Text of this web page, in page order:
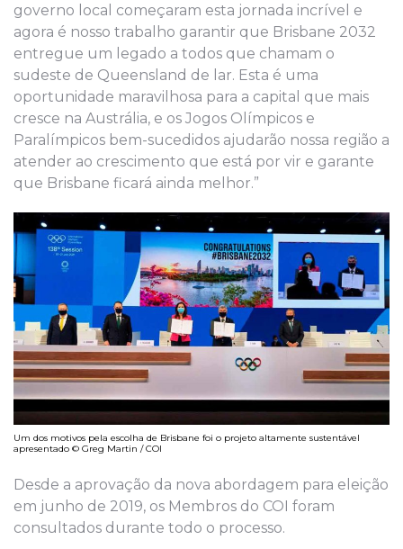
governo local começaram esta jornada incrível e
agora é nosso trabalho garantir que Brisbane 2032
entregue um legado a todos que chamam o
sudeste de Queensland de lar. Esta é uma
oportunidade maravilhosa para a capital que mais
cresce na Austrália, e os Jogos Olímpicos e
Paralímpicos bem-sucedidos ajudarão nossa região a
atender ao crescimento que está por vir e garante
que Brisbane ficará ainda melhor.”
Um dos motivos pela escolha de Brisbane foi o projeto altamente sustentável
apresentado © Greg Martin / COI
Desde a aprovação da nova abordagem para eleição
em junho de 2019, os Membros do COI foram
consultados durante todo o processo.